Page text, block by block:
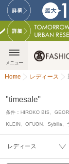
メニュー
Home レディース
"timesale"
条件： HIROKO BIS、
KLEIN、OFUON、Sybilla
レディース